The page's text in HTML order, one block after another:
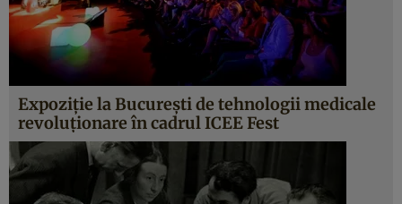
Expoziţie la Bucureşti de tehnologii medicale
revoluţionare în cadrul ICEE Fest